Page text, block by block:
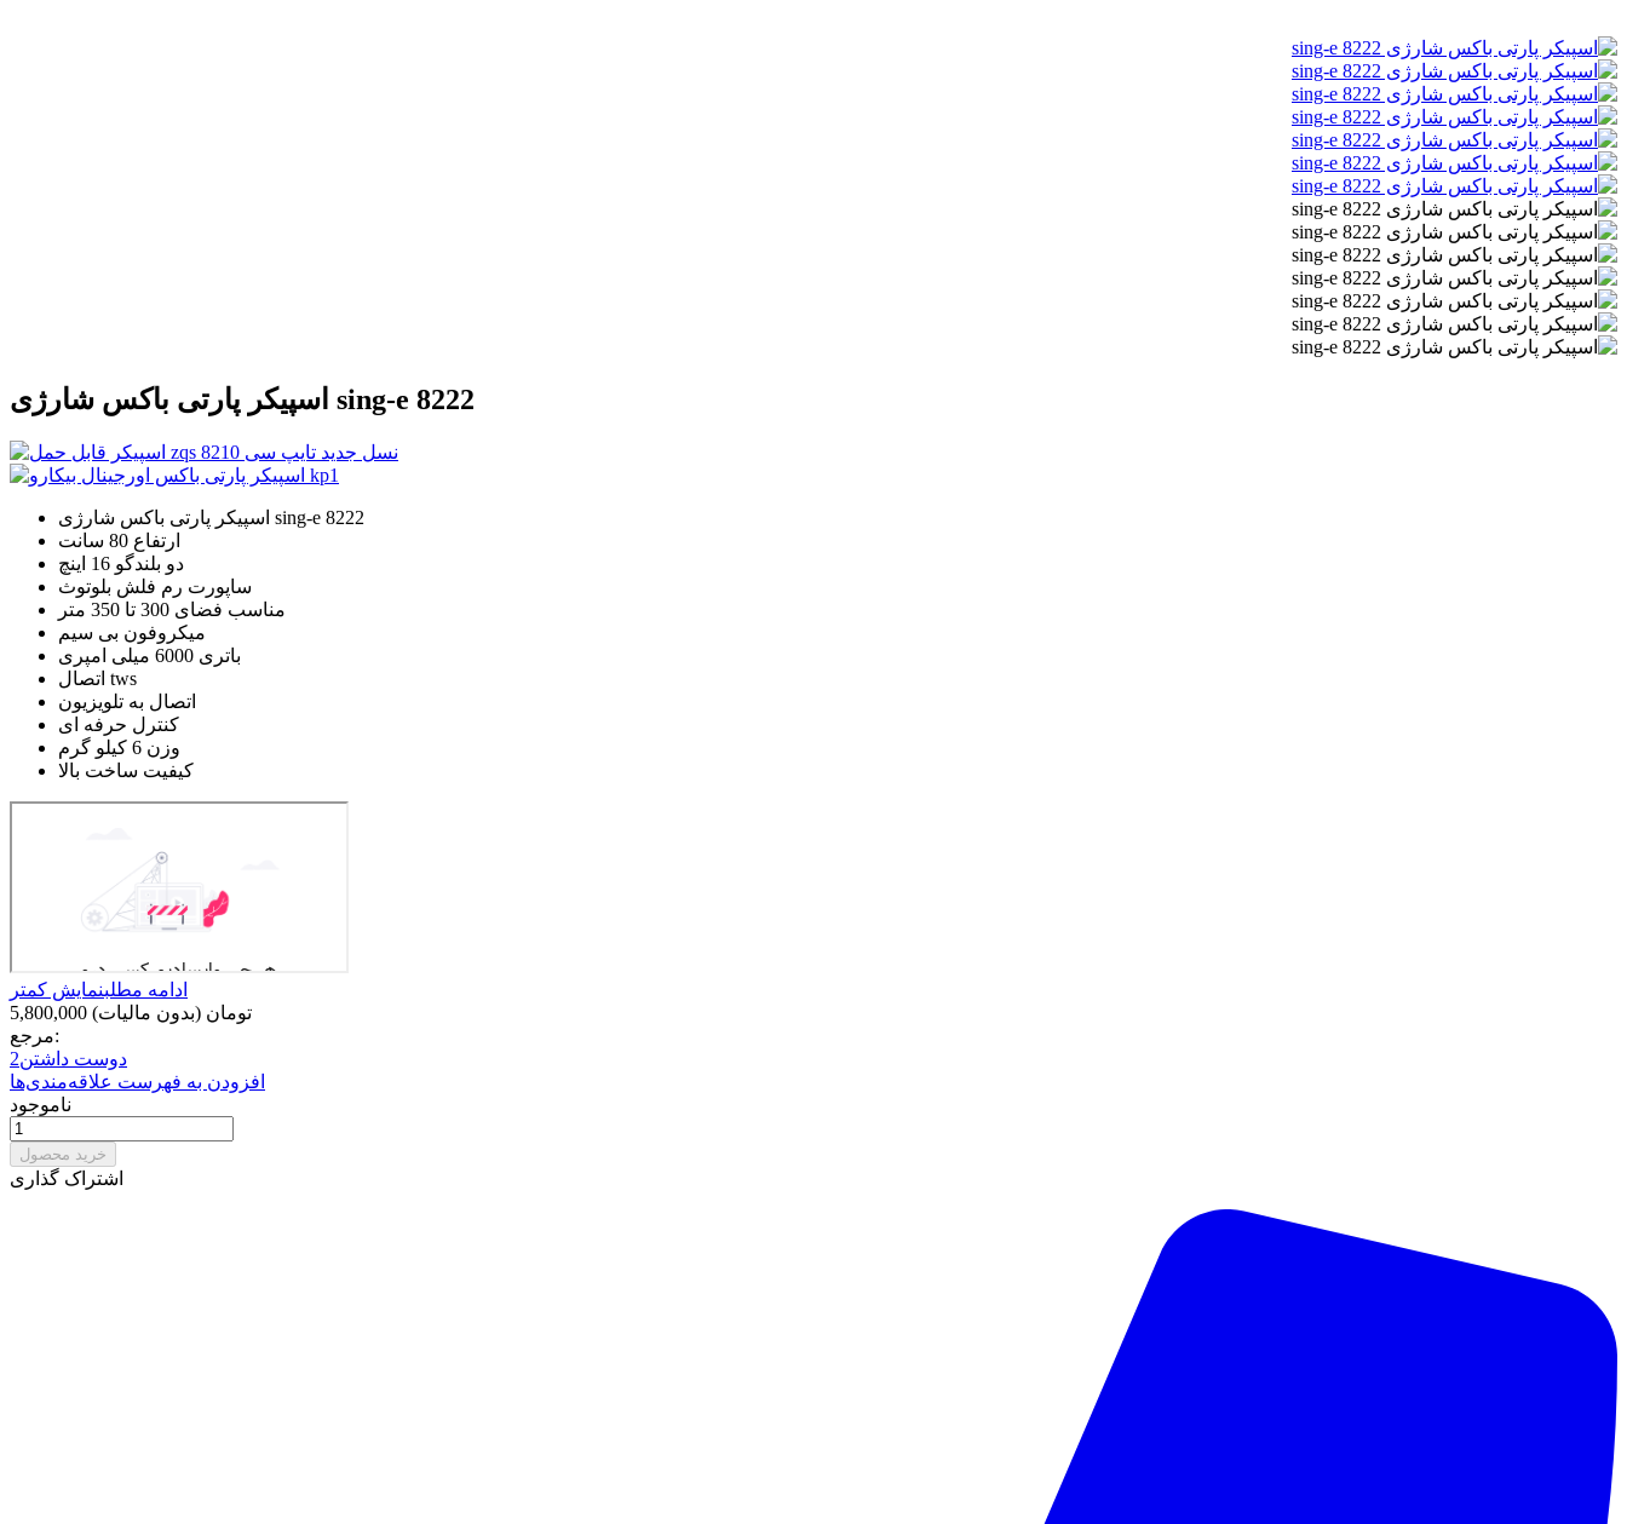
اسپیکر پارتی باکس شارژی sing-e 8222
اسپیکر پارتی باکس شارژی sing-e 8222
ارتفاع 80 سانت
دو بلندگو 16 اینچ
ساپورت رم فلش بلوتوث
مناسب فضای 300 تا 350 متر
میکروفون بی سیم
باتری 6000 میلی امپری
اتصال tws
اتصال به تلویزیون
کنترل حرفه ای
وزن 6 کیلو گرم
کیفیت ساخت بالا
ادامه مطلبنمایش کمتر
5,800,000 تومان (بدون مالیات)
مرجع:
دوست داشتن2
افزودن به فهرست علاقه‌مندی‌ها
ناموجود
خرید محصول
اشتراک گذاری